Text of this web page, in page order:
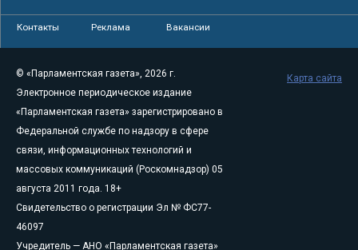
Контакты Реклама Вакансии
© «Парламентская газета», 2026 г.
Электронное периодическое издание
«Парламентская газета» зарегистрировано в
Федеральной службе по надзору в сфере
связи, информационных технологий и
массовых коммуникаций (Роскомнадзор) 05
августа 2011 года. 18+
Свидетельство о регистрации Эл № ФС77-
46097
Учредитель — АНО «Парламентская газета»
Карта сайта